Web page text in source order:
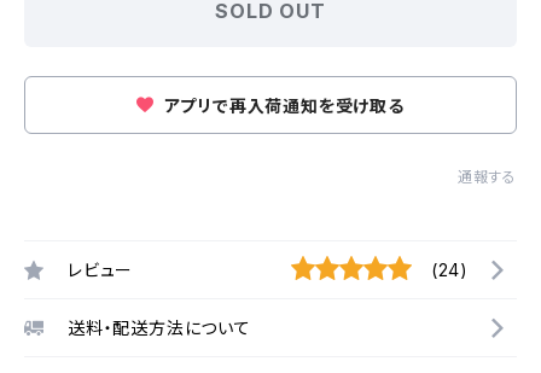
SOLD OUT
アプリで再入荷通知を受け取る
通報する
レビュー (24)
送料・配送方法について